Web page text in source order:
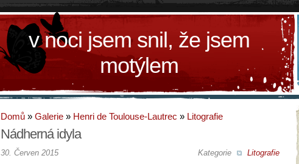
v noci jsem snil, že jsem
motýlem
Domů » Galerie » Henri de Toulouse-Lautrec » Litografie
Nádherná idyla
Kategorie Litografie
30. Červen 2015